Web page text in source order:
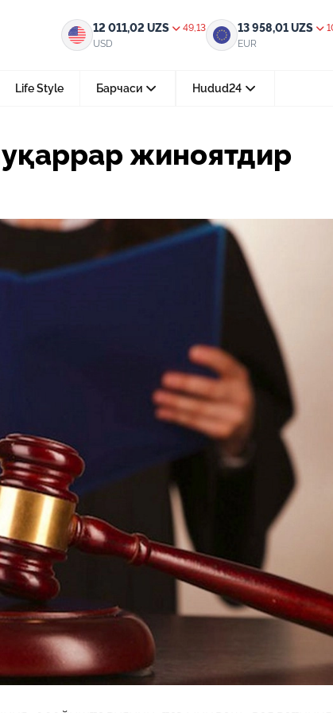
12 011,02 UZS
49,13
USD
13 958,01UZS
EUR
Life Style Барчаси Hudud24
24-июл 2026, 11:10
Электрон обуна: ҳуқуқий
тез ва қулай йўл
Ҳуқуқий билимларни
форматда ўрганиш имконияти
29-июн 2026, 10:29
Халқ билан очиқ мулоқот —
манфаатларига хизмат қилувчи
давлат бошқарувининг муҳим
Электрон обуна: ҳуқуқий
23-июн 2026, 10:05
Хусусий боғчада 5 ой ишлаб
чиқиш мумкинми?
жиноятдир